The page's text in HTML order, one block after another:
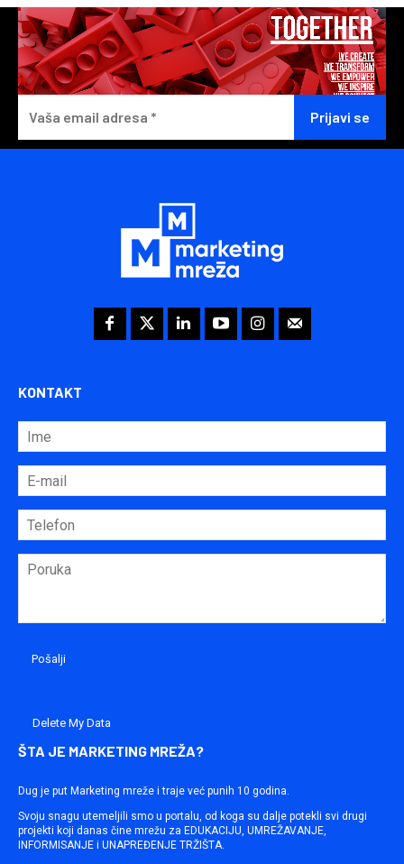
KONTAKT
Delete My Data
ŠTA JE MARKETING MREŽA?
Dug je put Marketing mreže i traje već punih 10 godina.
Svoju snagu utemeljili smo u portalu, od koga su dalje potekli svi drugi
projekti koji danas čine mrežu za EDUKACIJU, UMREŽAVANJE,
INFORMISANJE i UNAPREĐENJE TRŽIŠTA.